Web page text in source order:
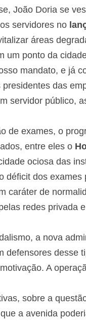
João Doria se
servidores no
áreas
um ponto da
mandato, e já
das
servidor público,
de exames, o
entre eles o
ociosa das
déficit dos
caráter de
redes privada
a nova
defensores desse
A
sobre a
a avenida